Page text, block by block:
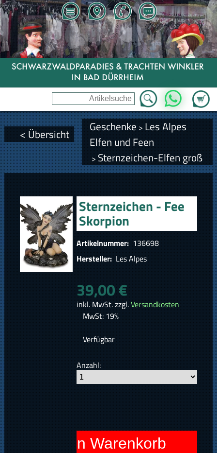
Zum
WhatsApp
< Übersicht Geschenke > Les Alpes
Elfen und Feen
> Sternzeichen-Elfen groß
Sternzeichen - Fee
Skorpion
Artikelnummer: 136698
Hersteller: Les Alpes
39,00 €
inkl. MwSt. zzgl.Versandkosten
MwSt: 19%
Verfügbar
Anzahl:
In den Warenkorb